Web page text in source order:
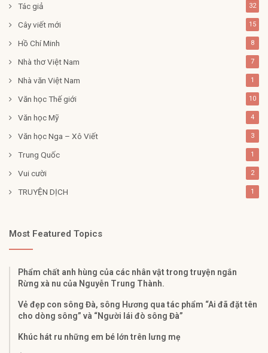
Tác giả 32
Cây viết mới 15
Hồ Chí Minh 8
Nhà thơ Việt Nam 7
Nhà văn Việt Nam 1
Văn học Thế giới 10
Văn học Mỹ 4
Văn học Nga – Xô Viết 3
Trung Quốc 1
Vui cười 2
TRUYỆN DỊCH 1
Most Featured Topics
Phẩm chất anh hùng của các nhân vật trong truyện ngắn
Rừng xà nu của Nguyễn Trung Thành.
Vẻ đẹp con sông Đà, sông Hương qua tác phẩm “Ai đã đặt tên
cho dòng sông” và “Người lái đò sông Đà”
Khúc hát ru những em bé lớn trên lưng mẹ